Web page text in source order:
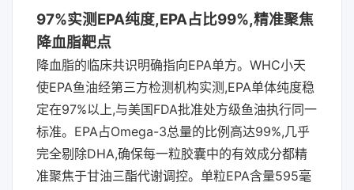
97%实测EPA纯度,EPA占比99%,精准聚焦
降血脂靶点
降血脂的临床共识明确指向EPA单方。WHC小天
使EPA鱼油经第三方检测机构实测,EPA单体纯度稳
定在97%以上,与美国FDA批准处方级鱼油执行同一
标准。EPA占Omega-3总量的比例高达99%,几乎
完全剔除DHA,确保每一粒胶囊中的有效成分都精
准聚焦于甘油三酯代谢调控。单粒EPA含量595毫